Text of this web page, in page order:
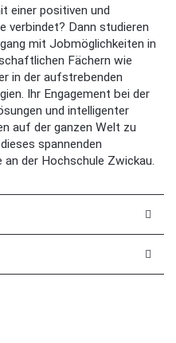
einer positiven und
verbindet? Dann studieren
mit Jobmöglichkeiten in
Fächern wie
in der aufstrebenden
Ihr Engagement bei der
und intelligenter
auf der ganzen Welt zu
spannenden
der Hochschule Zwickau.